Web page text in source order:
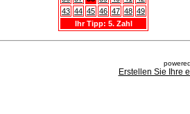
43 44 45 46 47 48 49
Ihr Tipp: 5. Zahl
Erstellen Sie Ihre